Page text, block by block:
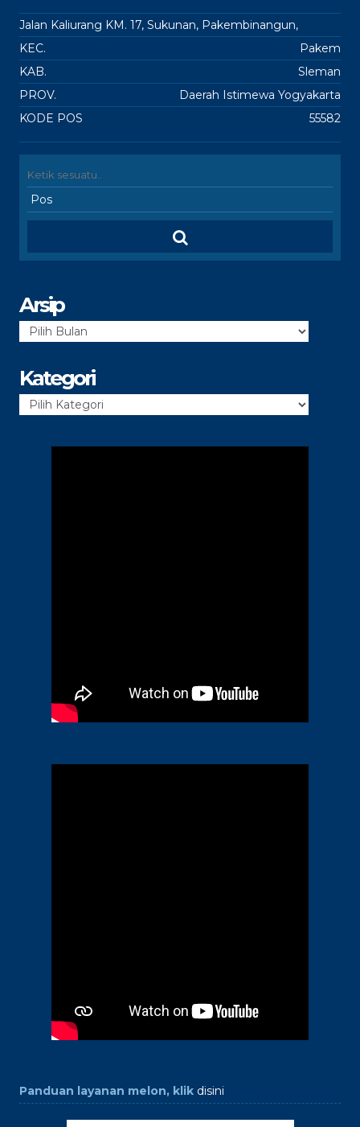
Jalan Kaliurang KM. 17, Sukunan, Pakembinangun,
KEC.
Pakem
KAB.
Sleman
PROV.
Daerah Istimewa Yogyakarta
KODE POS
55582
Arsip
Arsip
Kategori
Kategori
Panduan layanan melon, klik disini